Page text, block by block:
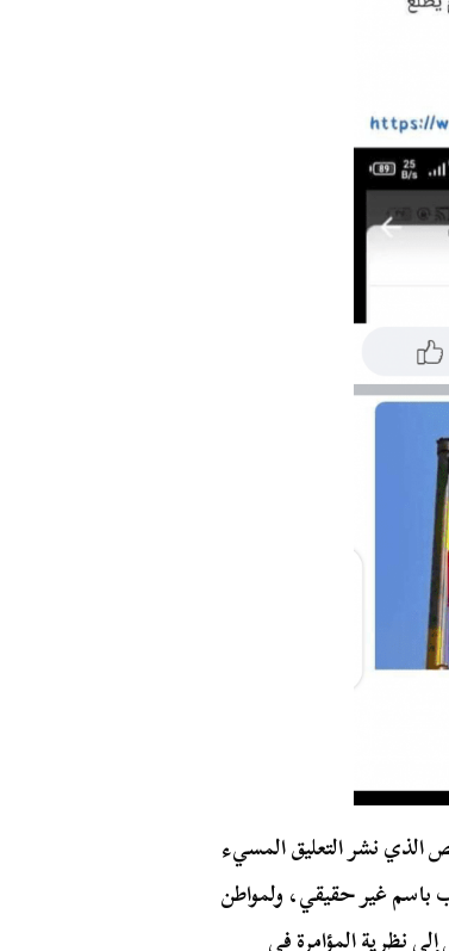
نشر التعليق المسيء
باسم غير حقيقي، ولمواطن
نظرية المؤامرة في